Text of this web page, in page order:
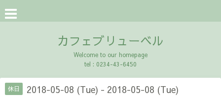
カフェブリューベル
Welcome to our homepage
tel : 0234-43-6450
休日 2018-05-08 (Tue) - 2018-05-08 (Tue)